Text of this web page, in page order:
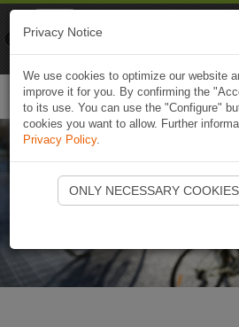
Zažijte s kolem
Privacy Notice
We use cookies to optimize our website
improve it for you. By confirming the
to its use. You can use the "Configure"
cookies you want to allow. Further
Privacy Policy.
ONLY NECESSARY COOKIES
Naviki